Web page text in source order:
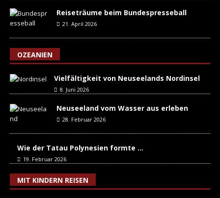
Reiseträume beim Bundespresseball
21. April 2026
OZEANIEN
Vielfältigkeit von Neuseelands Nordinsel
8. Juni 2026
Neuseeland vom Wasser aus erleben
28. Februar 2026
Wie der Tatau Polynesien formte …
19. Februar 2026
MIT KINDERN REISEN